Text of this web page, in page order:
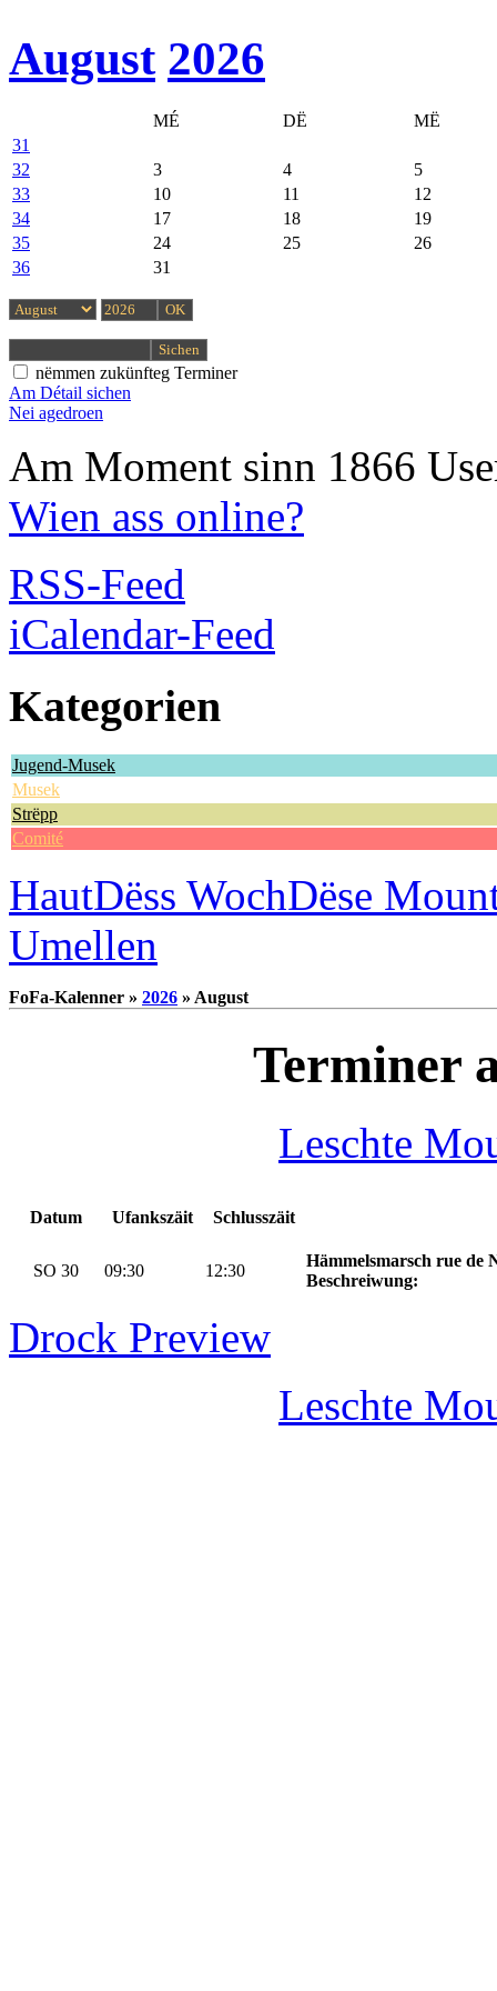
August 2026
MÉ DË
MË
31
32
3 4
5
33
10 11
12
34
17 18
19
35
24 25
26
36
31
nëmmen zukünfteg Terminer
Am Détail sichen
Nei agedroen
Am Moment sinn 1866
Wien ass online?
RSS-Feed
iCalendar-Feed
Kategorien
Jugend-Musek
Musek
Strëpp
Comité
HautDëss WochDëse
Umellen
FoFa-Kalenner » 2026 » August
Terminer
Leschte
Datum Ufankszäit Schlusszäit
SO 30 09:30 12:30
Hämmelsmarsch rue de
Beschreiwung:
Drock Preview
Leschte